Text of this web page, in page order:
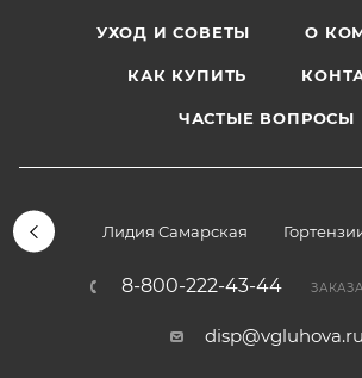
УХОД И СОВЕТЫ О
КАК КУПИТЬ
ЧАСТЫЕ ВОПРОСЫ
Лидия Самарская
8-800-222-43-44
disp@vgluhova.ru